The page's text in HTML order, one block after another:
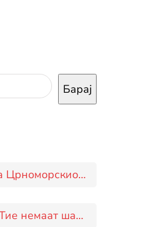
Барај
Русија го притиска Црноморскиот животен појас на Украина
Владимир Путин: Тие немаат шанси да ја соборат ракетата Орешник